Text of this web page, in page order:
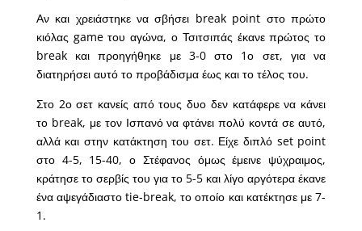
Αν και χρειάστηκε να σβήσει break point στο πρώτο
κιόλας game του αγώνα, ο Τσιτσιπάς έκανε πρώτος το
break και προηγήθηκε με 3-0 στο 1ο σετ, για να
διατηρήσει αυτό το προβάδισμα έως και το τέλος του.
Στο 2ο σετ κανείς από τους δυο δεν κατάφερε να κάνει
το break, με τον Ισπανό να φτάνει πολύ κοντά σε αυτό,
αλλά και στην κατάκτηση του σετ. Είχε διπλό set point
στο 4-5, 15-40, ο Στέφανος όμως έμεινε ψύχραιμος,
κράτησε το σερβίς του για το 5-5 και λίγο αργότερα έκανε
ένα αψεγάδιαστο tie-break, το οποίο και κατέκτησε με 7-
1.